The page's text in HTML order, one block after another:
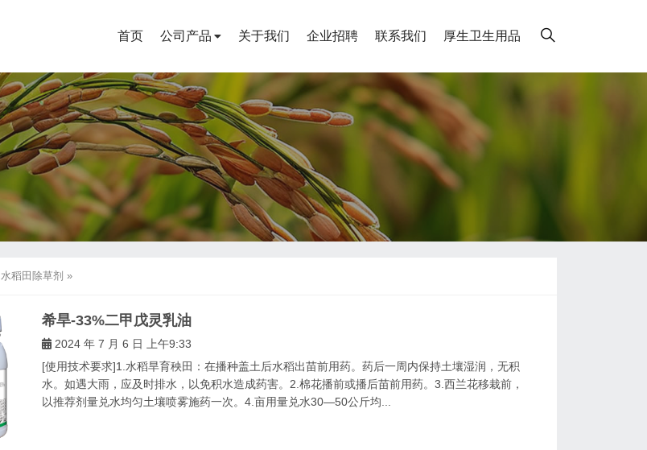
首页 公司产品 关于我们 企业招聘 联系我们 厚生卫生用品
水稻田除草剂 »
希旱-33%二甲戊灵乳油
2024 年 7 月 6 日 上午9:33
[使用技术要求]1.水稻旱育秧田：在播种盖土后水稻出苗前用药。药后一周内保持土壤湿润，无积
水。如遇大雨，应及时排水，以免积水造成药害。2.棉花播前或播后苗前用药。3.西兰花移栽前，
以推荐剂量兑水均匀土壤喷雾施药一次。4.亩用量兑水30—50公斤均...